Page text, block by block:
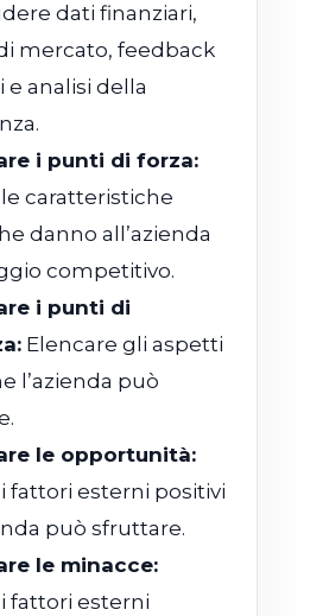
dati finanziari,
mercato, feedback
e analisi della
i punti di forza:
caratteristiche
danno all’azienda
competitivo.
i punti di
Elencare gli aspetti
l’azienda può
le opportunità:
fattori esterni positivi
può sfruttare.
le minacce:
fattori esterni